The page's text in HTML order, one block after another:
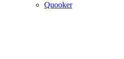
Quooker